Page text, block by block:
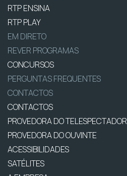
RTP ENSINA
RTP PLAY
EM DIRETO
REVER PROGRAMAS
CONCURSOS
PERGUNTAS FREQUENTES
CONTACTOS
CONTACTOS
PROVEDORA DO TELESPECTADOR
PROVEDORA DO OUVINTE
ACESSIBILIDADES
SATÉLITES